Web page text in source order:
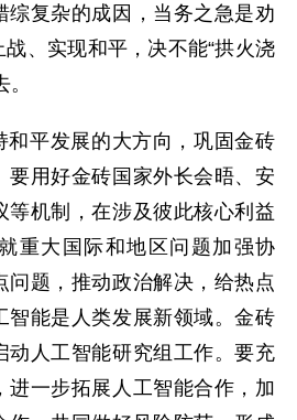
综复杂的成因，当务之急是劝
、实现和平，决不能“拱火浇
和平发展的大方向，巩固金砖
要用好金砖国家外长会晤、安
等机制，在涉及彼此核心利益
重大国际和地区问题加强协
问题，推动政治解决，给热点
智能是人类发展新领域。金砖
动人工智能研究组工作。要充
进一步拓展人工智能合作，加